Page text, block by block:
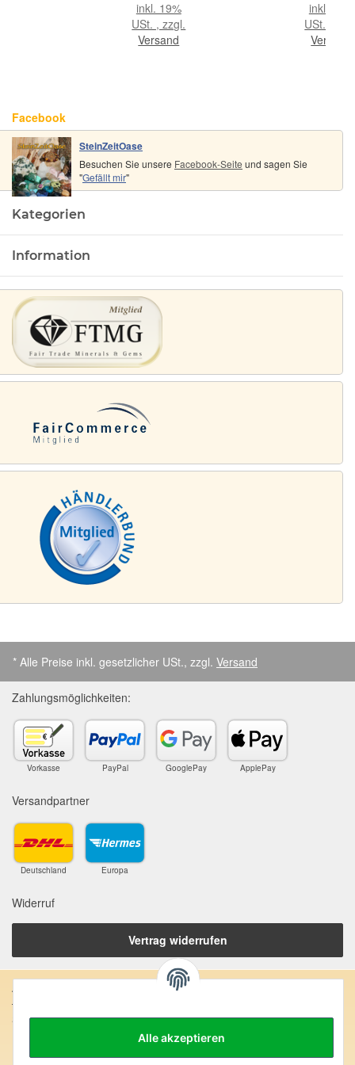
Alle akzeptieren
- Rarität -
(Ozeanjaspis
/
inkl. 19%
USt. , zzgl.
Versand
inkl. 19%
USt. ,
Versand
Facebook
SteinZeitOase
Besuchen Sie unsere Facebook-Seite und sagen Sie
"Gefällt mir"
Kategorien
Information
* Alle Preise inkl. gesetzlicher USt., zzgl. Versand
Zahlungsmöglichkeiten:
Vorkasse PayPal GooglePay ApplePay
Versandpartner
Deutschland Europa
Widerruf
Vertrag widerrufen
Anschrift:
SteinZeitOase